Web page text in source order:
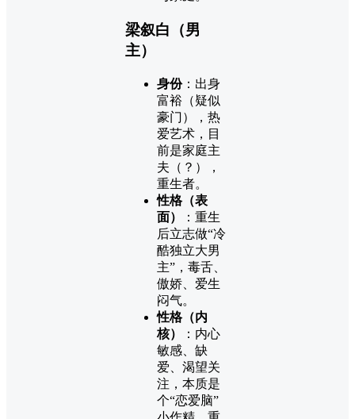
梁叙白（男
主）
身份：出身
富裕（疑似
豪门），热
爱艺术，目
前是家庭主
夫（？），
重生者。
性格（表
面）
：重生
后立志做“冷
酷独立大男
主”，毒舌、
傲娇、爱生
闷气。
性格（内
核）
：内心
敏感、缺
爱、渴望关
注，本质是
个“恋爱脑”